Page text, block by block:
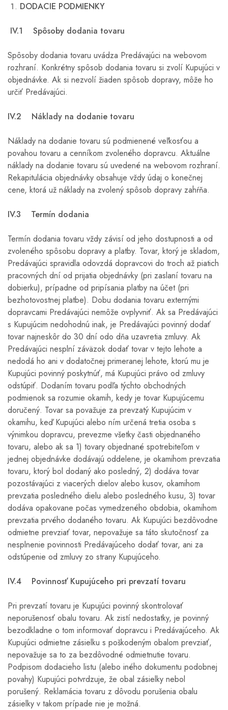
DODACIE PODMIENKY
IV.1 Spôsoby dodania tovaru
Spôsoby dodania tovaru uvádza Predávajúci na webovom
rozhraní. Konkrétny spôsob dodania tovaru si zvolí Kupujúci v
objednávke. Ak si nezvolí žiaden spôsob dopravy, môže ho
určiť Predávajúci.
IV.2 Náklady na dodanie tovaru
Náklady na dodanie tovaru sú podmienené veľkosťou a
povahou tovaru a cenníkom zvoleného dopravcu. Aktuálne
náklady na dodanie tovaru sú uvedené na webovom rozhraní.
Rekapitulácia objednávky obsahuje vždy údaj o konečnej
cene, ktorá už náklady na zvolený spôsob dopravy zahŕňa.
IV.3 Termín dodania
Termín dodania tovaru vždy závisí od jeho dostupnosti a od
zvoleného spôsobu dopravy a platby. Tovar, ktorý je skladom,
Predávajúci spravidla odovzdá dopravcovi do troch až piatich
pracovných dní od prijatia objednávky (pri zaslaní tovaru na
dobierku), prípadne od pripísania platby na účet (pri
bezhotovostnej platbe). Dobu dodania tovaru externými
dopravcami Predávajúci nemôže ovplyvniť. Ak sa Predávajúci
s Kupujúcim nedohodnú inak, je Predávajúci povinný dodať
tovar najneskôr do 30 dní odo dňa uzavretia zmluvy. Ak
Predávajúci nesplní záväzok dodať tovar v tejto lehote a
nedodá ho ani v dodatočnej primeranej lehote, ktorú mu je
Kupujúci povinný poskytnúť, má Kupujúci právo od zmluvy
odstúpiť. Dodaním tovaru podľa týchto obchodných
podmienok sa rozumie okamih, kedy je tovar Kupujúcemu
doručený. Tovar sa považuje za prevzatý Kupujúcim v
okamihu, keď Kupujúci alebo ním určená tretia osoba s
výnimkou dopravcu, prevezme všetky časti objednaného
tovaru, alebo ak sa 1) tovary objednané spotrebiteľom v
jednej objednávke dodávajú oddelene, je okamihom prevzatia
tovaru, ktorý bol dodaný ako posledný, 2) dodáva tovar
pozostávajúci z viacerých dielov alebo kusov, okamihom
prevzatia posledného dielu alebo posledného kusu, 3) tovar
dodáva opakovane počas vymedzeného obdobia, okamihom
prevzatia prvého dodaného tovaru. Ak Kupujúci bezdôvodne
odmietne prevziať tovar, nepovažuje sa táto skutočnosť za
nesplnenie povinnosti Predávajúceho dodať tovar, ani za
odstúpenie od zmluvy zo strany Kupujúceho.
IV.4 Povinnosť Kupujúceho pri prevzatí tovaru
Pri prevzatí tovaru je Kupujúci povinný skontrolovať
neporušenosť obalu tovaru. Ak zistí nedostatky, je povinný
bezodkladne o tom informovať dopravcu i Predávajúceho. Ak
Kupujúci odmietne zásielku s poškodeným obalom prevziať,
nepovažuje sa to za bezdôvodné odmietnutie tovaru.
Podpisom dodacieho listu (alebo iného dokumentu podobnej
povahy) Kupujúci potvrdzuje, že obal zásielky nebol
porušený. Reklamácia tovaru z dôvodu porušenia obalu
zásielky v takom prípade nie je možná.